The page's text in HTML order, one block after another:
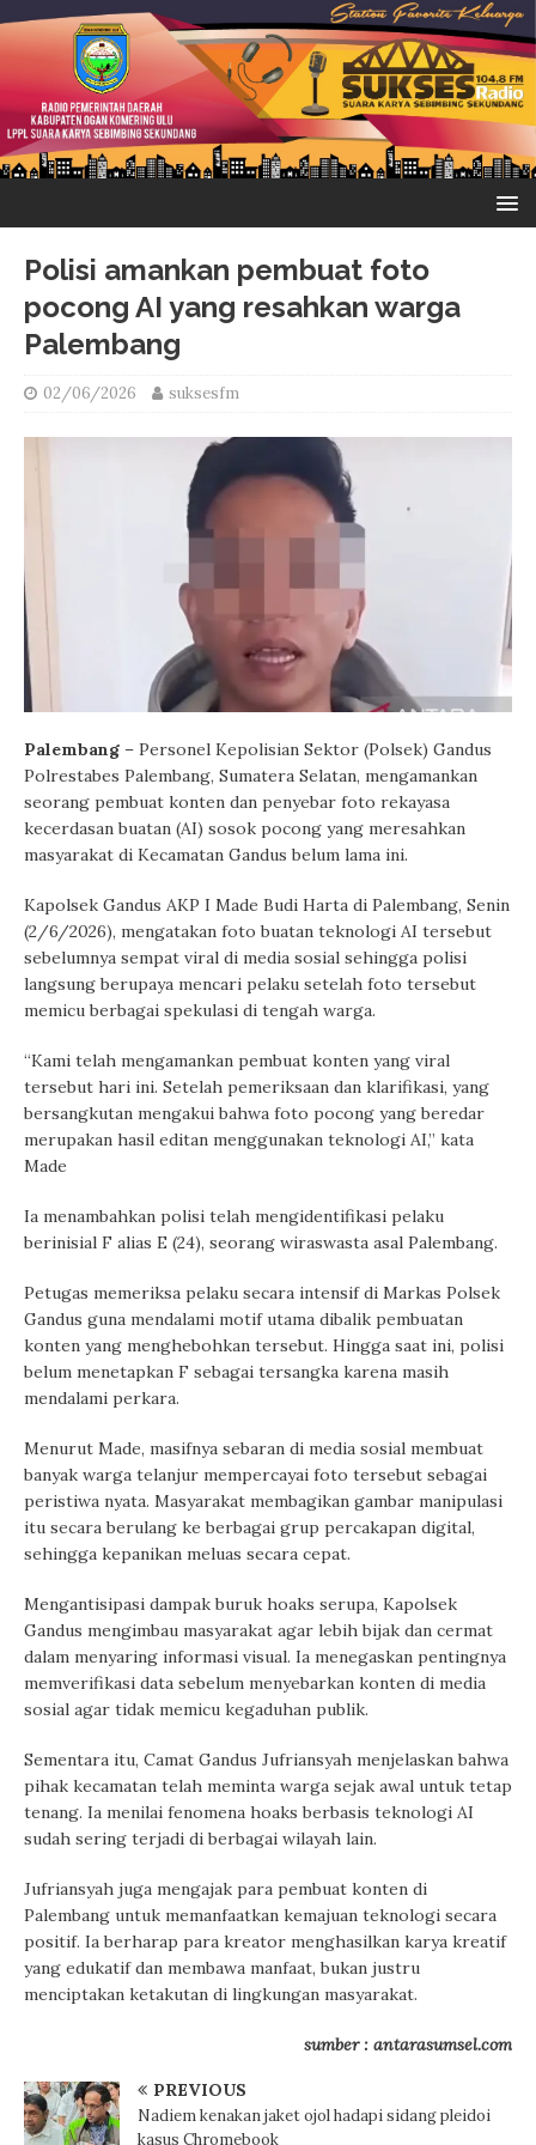
Polisi amankan pembuat foto
pocong AI yang resahkan warga
Palembang
02/06/2026 suksesfm
Palembang – Personel Kepolisian Sektor (Polsek) Gandus
Polrestabes Palembang, Sumatera Selatan, mengamankan
seorang pembuat konten dan penyebar foto rekayasa
kecerdasan buatan (AI) sosok pocong yang meresahkan
masyarakat di Kecamatan Gandus belum lama ini.
Kapolsek Gandus AKP I Made Budi Harta di Palembang, Senin
(2/6/2026), mengatakan foto buatan teknologi AI tersebut
sebelumnya sempat viral di media sosial sehingga polisi
langsung berupaya mencari pelaku setelah foto tersebut
memicu berbagai spekulasi di tengah warga.
“Kami telah mengamankan pembuat konten yang viral
tersebut hari ini. Setelah pemeriksaan dan klarifikasi, yang
bersangkutan mengakui bahwa foto pocong yang beredar
merupakan hasil editan menggunakan teknologi AI,” kata
Made
Ia menambahkan polisi telah mengidentifikasi pelaku
berinisial F alias E (24), seorang wiraswasta asal Palembang.
Petugas memeriksa pelaku secara intensif di Markas Polsek
Gandus guna mendalami motif utama dibalik pembuatan
konten yang menghebohkan tersebut. Hingga saat ini, polisi
belum menetapkan F sebagai tersangka karena masih
mendalami perkara.
Menurut Made, masifnya sebaran di media sosial membuat
banyak warga telanjur mempercayai foto tersebut sebagai
peristiwa nyata. Masyarakat membagikan gambar manipulasi
itu secara berulang ke berbagai grup percakapan digital,
sehingga kepanikan meluas secara cepat.
Mengantisipasi dampak buruk hoaks serupa, Kapolsek
Gandus mengimbau masyarakat agar lebih bijak dan cermat
dalam menyaring informasi visual. Ia menegaskan pentingnya
memverifikasi data sebelum menyebarkan konten di media
sosial agar tidak memicu kegaduhan publik.
Sementara itu, Camat Gandus Jufriansyah menjelaskan bahwa
pihak kecamatan telah meminta warga sejak awal untuk tetap
tenang. Ia menilai fenomena hoaks berbasis teknologi AI
sudah sering terjadi di berbagai wilayah lain.
Jufriansyah juga mengajak para pembuat konten di
Palembang untuk memanfaatkan kemajuan teknologi secara
positif. Ia berharap para kreator menghasilkan karya kreatif
yang edukatif dan membawa manfaat, bukan justru
menciptakan ketakutan di lingkungan masyarakat.
sumber : antarasumsel.com
PREVIOUS
Nadiem kenakan jaket ojol hadapi sidang pleidoi
kasus Chromebook